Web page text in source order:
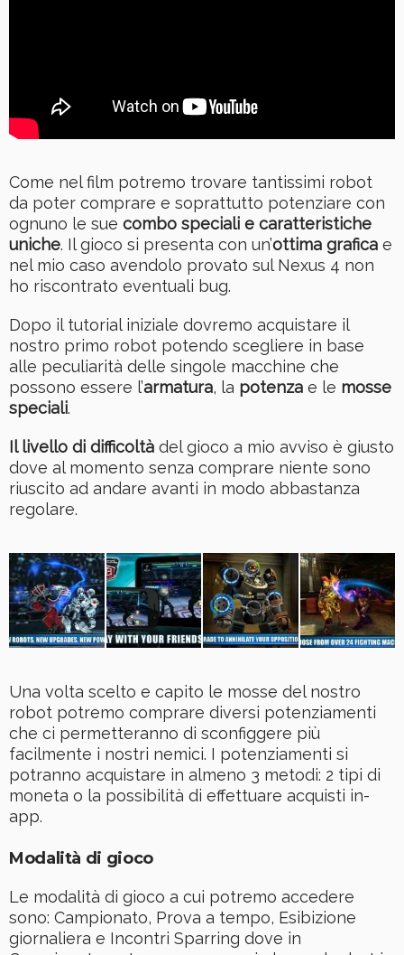
Come nel film potremo trovare tantissimi robot
da poter comprare e soprattutto potenziare con
ognuno le sue combo speciali e caratteristiche
uniche. Il gioco si presenta con un’ottima grafica e
nel mio caso avendolo provato sul Nexus 4 non
ho riscontrato eventuali bug.
Dopo il tutorial iniziale dovremo acquistare il
nostro primo robot potendo scegliere in base
alle peculiarità delle singole macchine che
possono essere l’armatura, la potenza e le mosse
speciali.
Il livello di difficoltà del gioco a mio avviso è giusto
dove al momento senza comprare niente sono
riuscito ad andare avanti in modo abbastanza
regolare.
Una volta scelto e capito le mosse del nostro
robot potremo comprare diversi potenziamenti
che ci permetteranno di sconfiggere più
facilmente i nostri nemici. I potenziamenti si
potranno acquistare in almeno 3 metodi: 2 tipi di
moneta o la possibilità di effettuare acquisti in-
app.
Modalità di gioco
Le modalità di gioco a cui potremo accedere
sono: Campionato, Prova a tempo, Esibizione
giornaliera e Incontri Sparring dove in